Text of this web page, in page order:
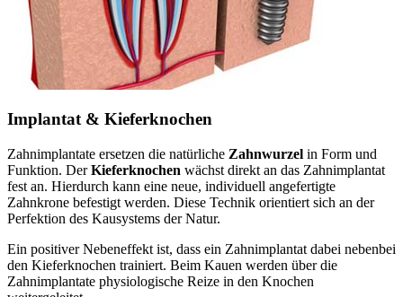
Implantat & Kieferknochen
Zahnimplantate ersetzen die natürliche Zahnwurzel in Form und
Funktion. DerKieferknochen wächst direkt an das Zahnimplantat
fest an. Hierdurch kann eine neue, individuell angefertigte
Zahnkrone befestigt werden. Diese Technik orientiert sich an der
Perfektion des Kausystems der Natur.
Ein positiver Nebeneffekt ist, dass ein Zahnimplantat dabei nebenbei
den Kieferknochen trainiert. Beim Kauen werden über die
Zahnimplantate physiologische Reize in den Knochen